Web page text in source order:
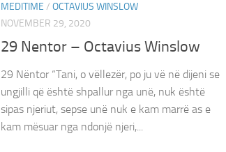
MEDITIME / OCTAVIUS WINSLOW
NOVEMBER 29, 2020
29 Nentor – Octavius Winslow
29 Nëntor “Tani, o vëllezër, po ju vë në dijeni se
ungjilli që është shpallur nga unë, nuk është
sipas njeriut, sepse unë nuk e kam marrë as e
kam mësuar nga ndonjë njeri,...